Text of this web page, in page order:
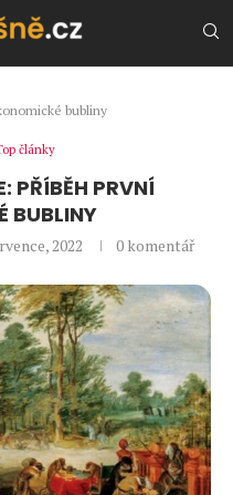
bubliny
články
PŘÍBĚH PRVNÍ
BUBLINY
2022 0 komentář